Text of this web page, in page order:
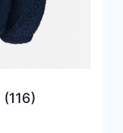
(116)